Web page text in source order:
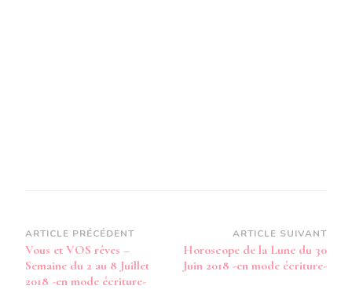
Navigation
d’article
ARTICLE PRÉCÉDENT
Vous et VOS rêves –
Semaine du 2 au 8 Juillet
2018 -en mode écriture-
ARTICLE SUIVANT
Horoscope de la Lune du 30
Juin 2018 -en mode écriture-